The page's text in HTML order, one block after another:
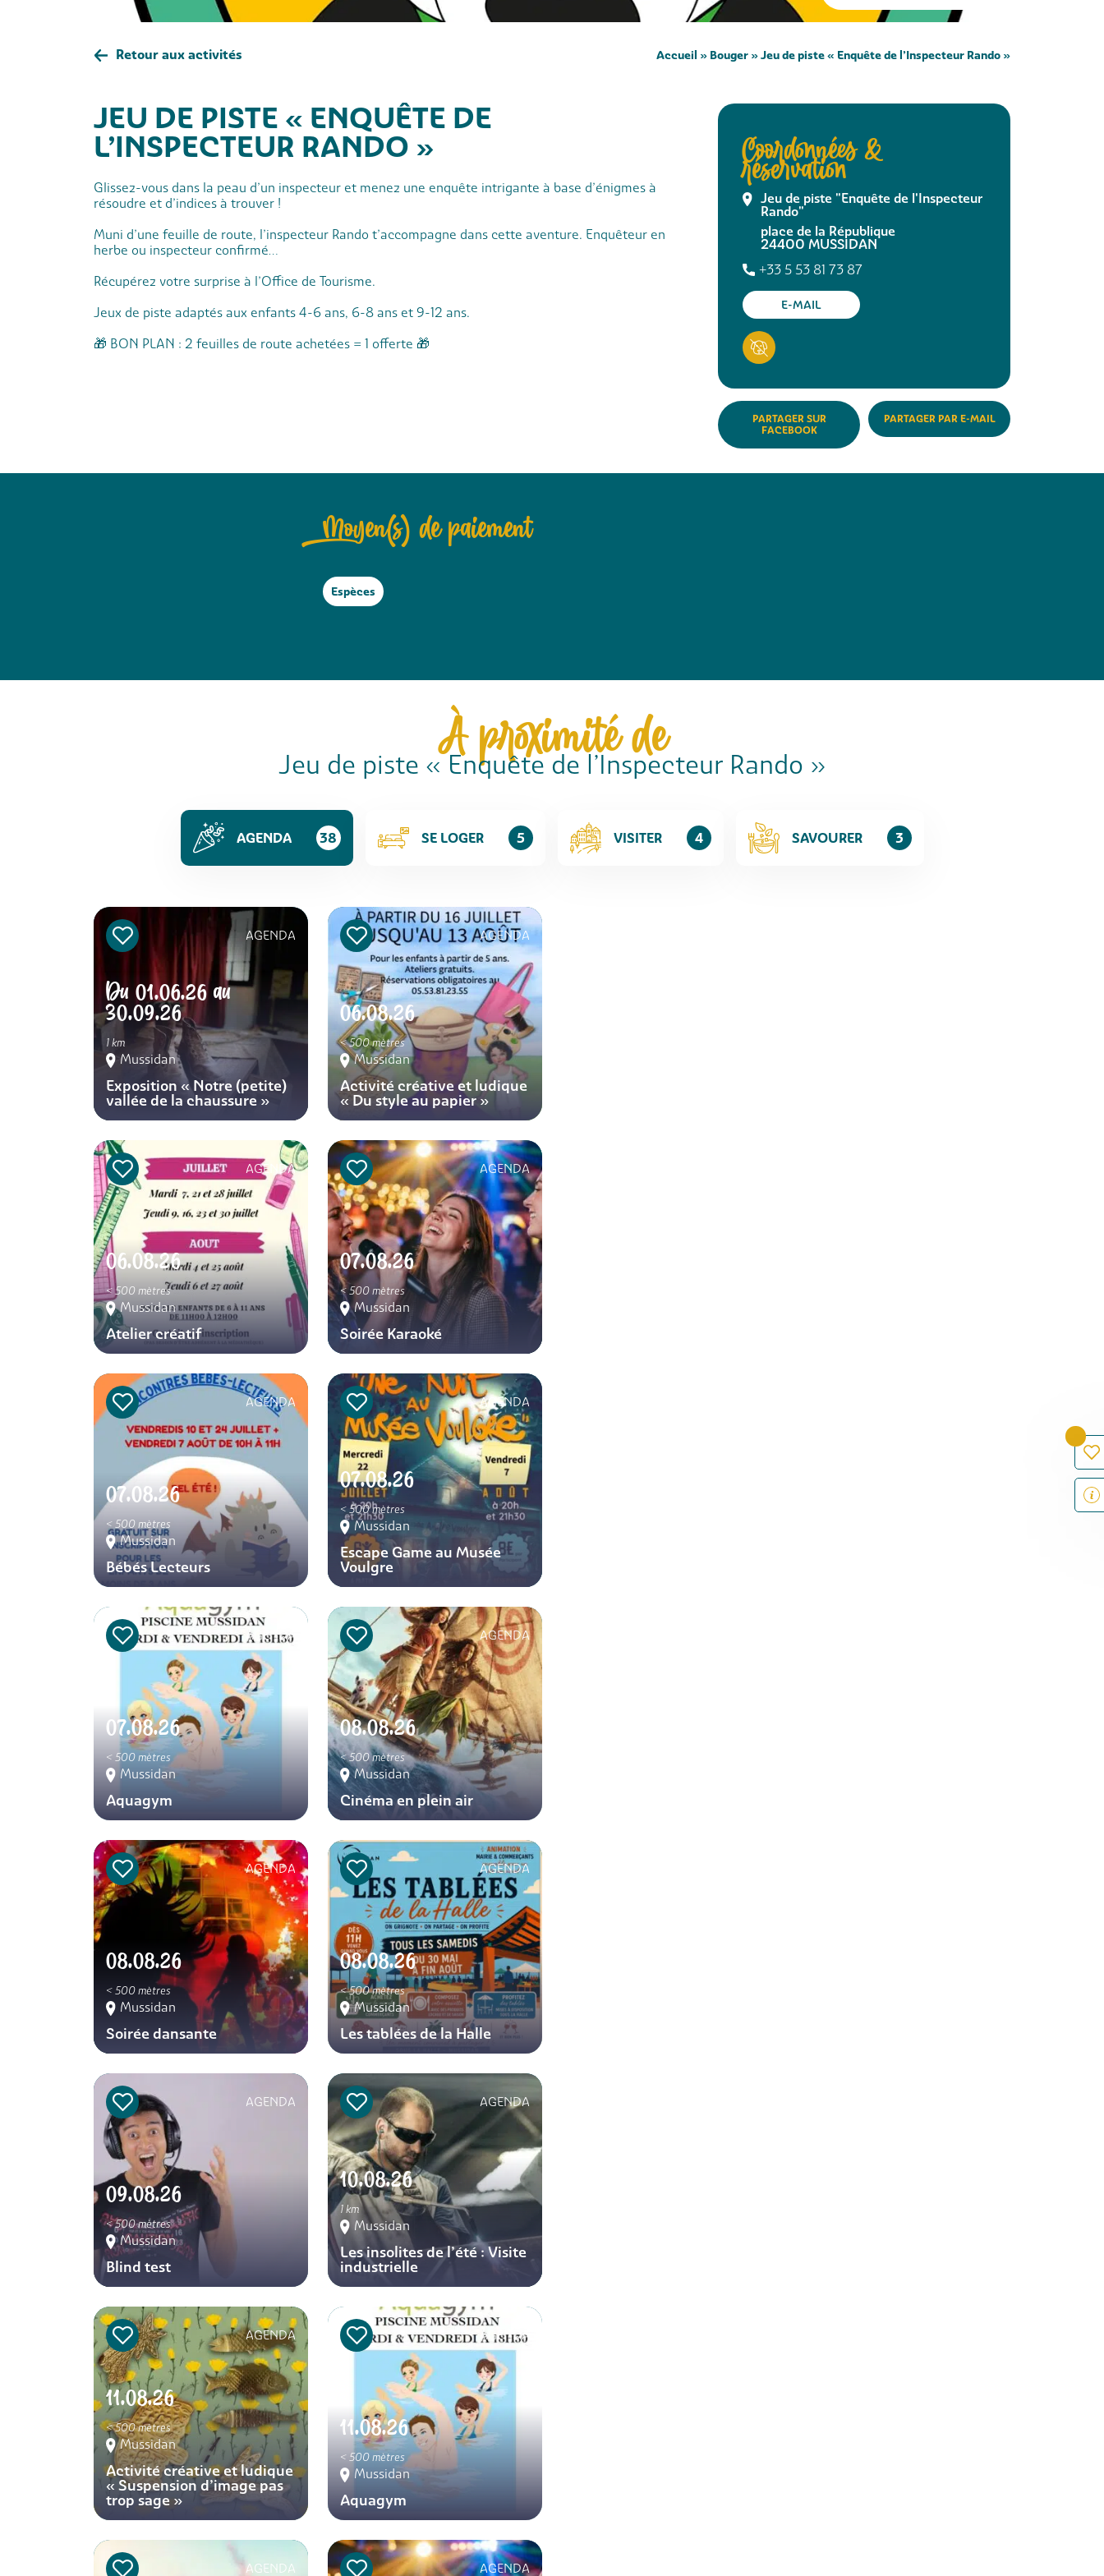
Retour aux activités Accueil » Bouger »Jeu de piste « Enquête de l’Inspecteur Rando »
JEU DE PISTE « ENQUÊTE DE
L’INSPECTEUR RANDO »
Glissez-vous dans la peau d’un inspecteur et menez une enquête intrigante à base d’énigmes à
résoudre et d’indices à trouver !
Muni d’une feuille de route, l’inspecteur Rando t’accompagne dans cette aventure. Enquêteur en
herbe ou inspecteur confirmé…
Récupérez votre surprise à l’Office de Tourisme.
Jeux de piste adaptés aux enfants 4-6 ans, 6-8 ans et 9-12 ans.
🎁 BON PLAN : 2 feuilles de route achetées = 1 offerte 🎁
Coordonnées &
réservation
Jeu de piste "Enquête de l'Inspecteur
Rando"
place de la République
24400 MUSSIDAN
+33 5 53 81 73 87
E-MAIL
PARTAGER SUR
FACEBOOK
PARTAGER PAR E-MAIL
Moyen(s) de paiement
Espèces
À proximité de
Jeu de piste « Enquête de l’Inspecteur Rando »
AGENDA 38 SE LOGER 5 VISITER 4 SAVOURER 3
AGENDA
Du 01.06.26au
30.09.26
1 km
Mussidan
Exposition « Notre (petite)
vallée de la chaussure »
AGENDA
06.08.26
< 500 mètres
Mussidan
Activité créative et ludique
« Du style au papier »
AGENDA
06.08.26
< 500 mètres
Mussidan
Atelier créatif
AGENDA
07.08.26
< 500 mètres
Mussidan
Soirée Karaoké
AGENDA
07.08.26
< 500 mètres
Mussidan
Bébés Lecteurs
AGENDA
07.08.26
< 500 mètres
Mussidan
Escape Game au Musée
Voulgre
AGENDA
07.08.26
< 500 mètres
Mussidan
Aquagym
AGENDA
08.08.26
< 500 mètres
Mussidan
Cinéma en plein air
AGENDA
08.08.26
< 500 mètres
Mussidan
Soirée dansante
AGENDA
08.08.26
< 500 mètres
Mussidan
Les tablées de la Halle
AGENDA
09.08.26
< 500 mètres
Mussidan
Blind test
AGENDA
10.08.26
1 km
Mussidan
Les insolites de l’été : Visite
industrielle
AGENDA
11.08.26
< 500 mètres
Mussidan
Activité créative et ludique
« Suspension d’image pas
trop sage »
AGENDA
11.08.26
< 500 mètres
Mussidan
Aquagym
AGENDA AGENDA